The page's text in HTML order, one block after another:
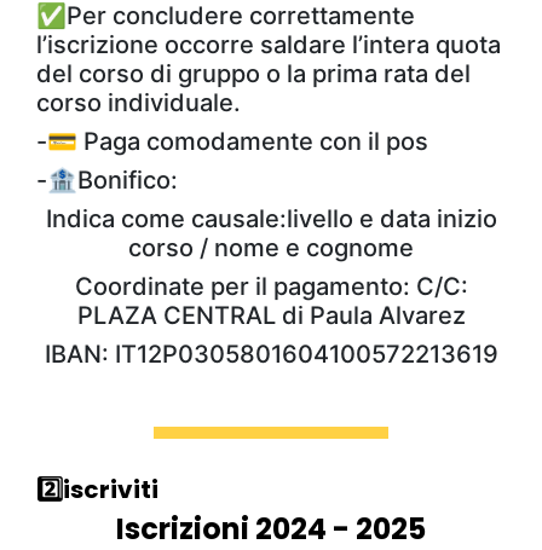
✅ Per concludere correttamente
l’iscrizione occorre saldare l’intera quota
del corso di gruppo o la prima rata del
corso individuale.
-💳 Paga comodamente con il pos
-🏦Bonifico:
Indica come causale:livello e data inizio
corso / nome e cognome
Coordinate per il pagamento: C/C:
PLAZA CENTRAL di Paula Alvarez
IBAN: IT12P0305801604100572213619
2️⃣iscriviti
Iscrizioni 2024 - 2025